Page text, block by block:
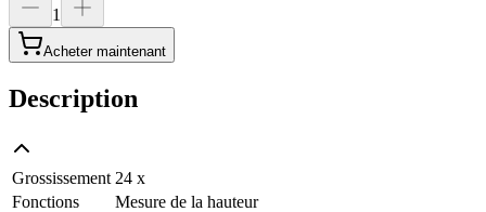
1
Acheter maintenant
Description
Grossissement 24 x
Fonctions
Mesure de la hauteur